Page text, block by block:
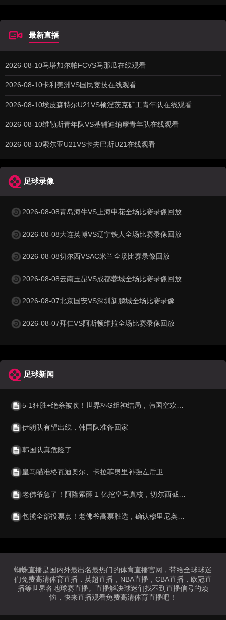
最新直播
2026-08-10马塔加尔帕FCVS马那瓜在线观看
2026-08-10卡利美洲VS国民竞技在线观看
2026-08-10埃皮森特尔U21VS顿涅茨克矿工青年队在线观看
2026-08-10维勒斯青年队VS基辅迪纳摩青年队在线观看
2026-08-10索尔亚U21VS卡夫巴斯U21在线观看
足球录像
2026-08-08青岛海牛VS上海申花全场比赛录像回放
2026-08-08大连英博VS辽宁铁人全场比赛录像回放
2026-08-08切尔西VSAC米兰全场比赛录像回放
2026-08-08云南玉昆VS成都蓉城全场比赛录像回放
2026-08-07北京国安VS深圳新鹏城全场比赛录像回放
2026-08-07拜仁VS阿斯顿维拉全场比赛录像回放
足球新闻
5-1狂胜+绝杀被吹！世界杯G组神结局，韩国空欢喜 比利时逆袭成第1
伊朗队有望出线，韩国队准备回家
韩国队真危险了
皇马瞄准格瓦迪奥尔、卡拉菲奥里补强左后卫
老佛爷急了！阿隆索砸 1 亿挖皇马真核，切尔西截胡利物浦阿森纳
包揽全部投票点！老佛爷高票胜选，确认穆里尼奥重返伯纳乌执教
蜘蛛直播是国内外最出名最热门的体育直播官网，带给全球球迷
们免费高清体育直播，英超直播，NBA直播，CBA直播，欧冠直
播等世界各地球赛直播。直播解决球迷们找不到直播信号的烦
恼，快来直播观看免费高清体育直播吧！